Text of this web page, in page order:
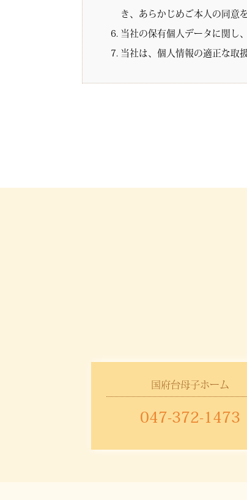
き、あらかじめご本人の同意
当社の保有個人データに関し
当社は、個人情報の適正な取
国府台母子ホーム
047-372-1473